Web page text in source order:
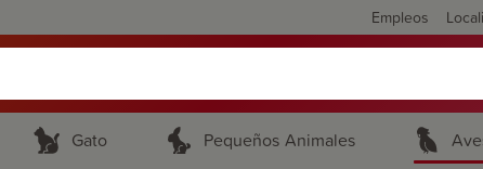
Empleos
Gato Pequeños Animales